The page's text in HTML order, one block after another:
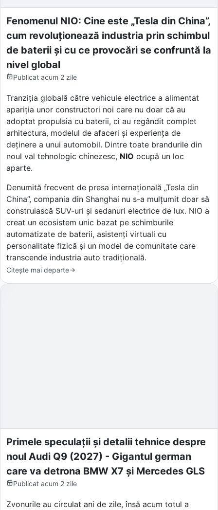
Fenomenul NIO: Cine este „Tesla din China”,
cum revoluționează industria prin schimbul
de baterii și cu ce provocări se confruntă la
nivel global
Publicat acum 2 zile
Tranziția globală către vehicule electrice a alimentat
apariția unor constructori noi care nu doar că au
adoptat propulsia cu baterii, ci au regândit complet
arhitectura, modelul de afaceri și experiența de
deținere a unui automobil. Dintre toate brandurile din
noul val tehnologic chinezesc, NIO ocupă un loc
aparte.
Denumită frecvent de presa internațională „Tesla din
China”, compania din Shanghai nu s-a mulțumit doar să
construiască SUV-uri și sedanuri electrice de lux. NIO a
creat un ecosistem unic bazat pe schimburile
automatizate de baterii, asistenți virtuali cu
personalitate fizică și un model de comunitate care
transcende industria auto tradițională.
Citește mai departe
Primele speculații și detalii tehnice despre
noul Audi Q9 (2027) - Gigantul german
care va detrona BMW X7 și Mercedes GLS
Publicat acum 2 zile
Zvonurile au circulat ani de zile, însă acum totul a